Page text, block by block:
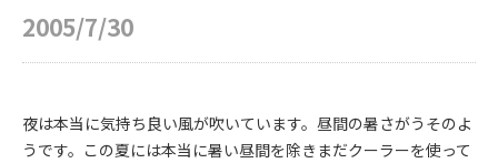
2005/7/30
夜は本当に気持ち良い風が吹いています。昼間の暑さがうそのよ
うです。この夏には本当に暑い昼間を除きまだクーラーを使って